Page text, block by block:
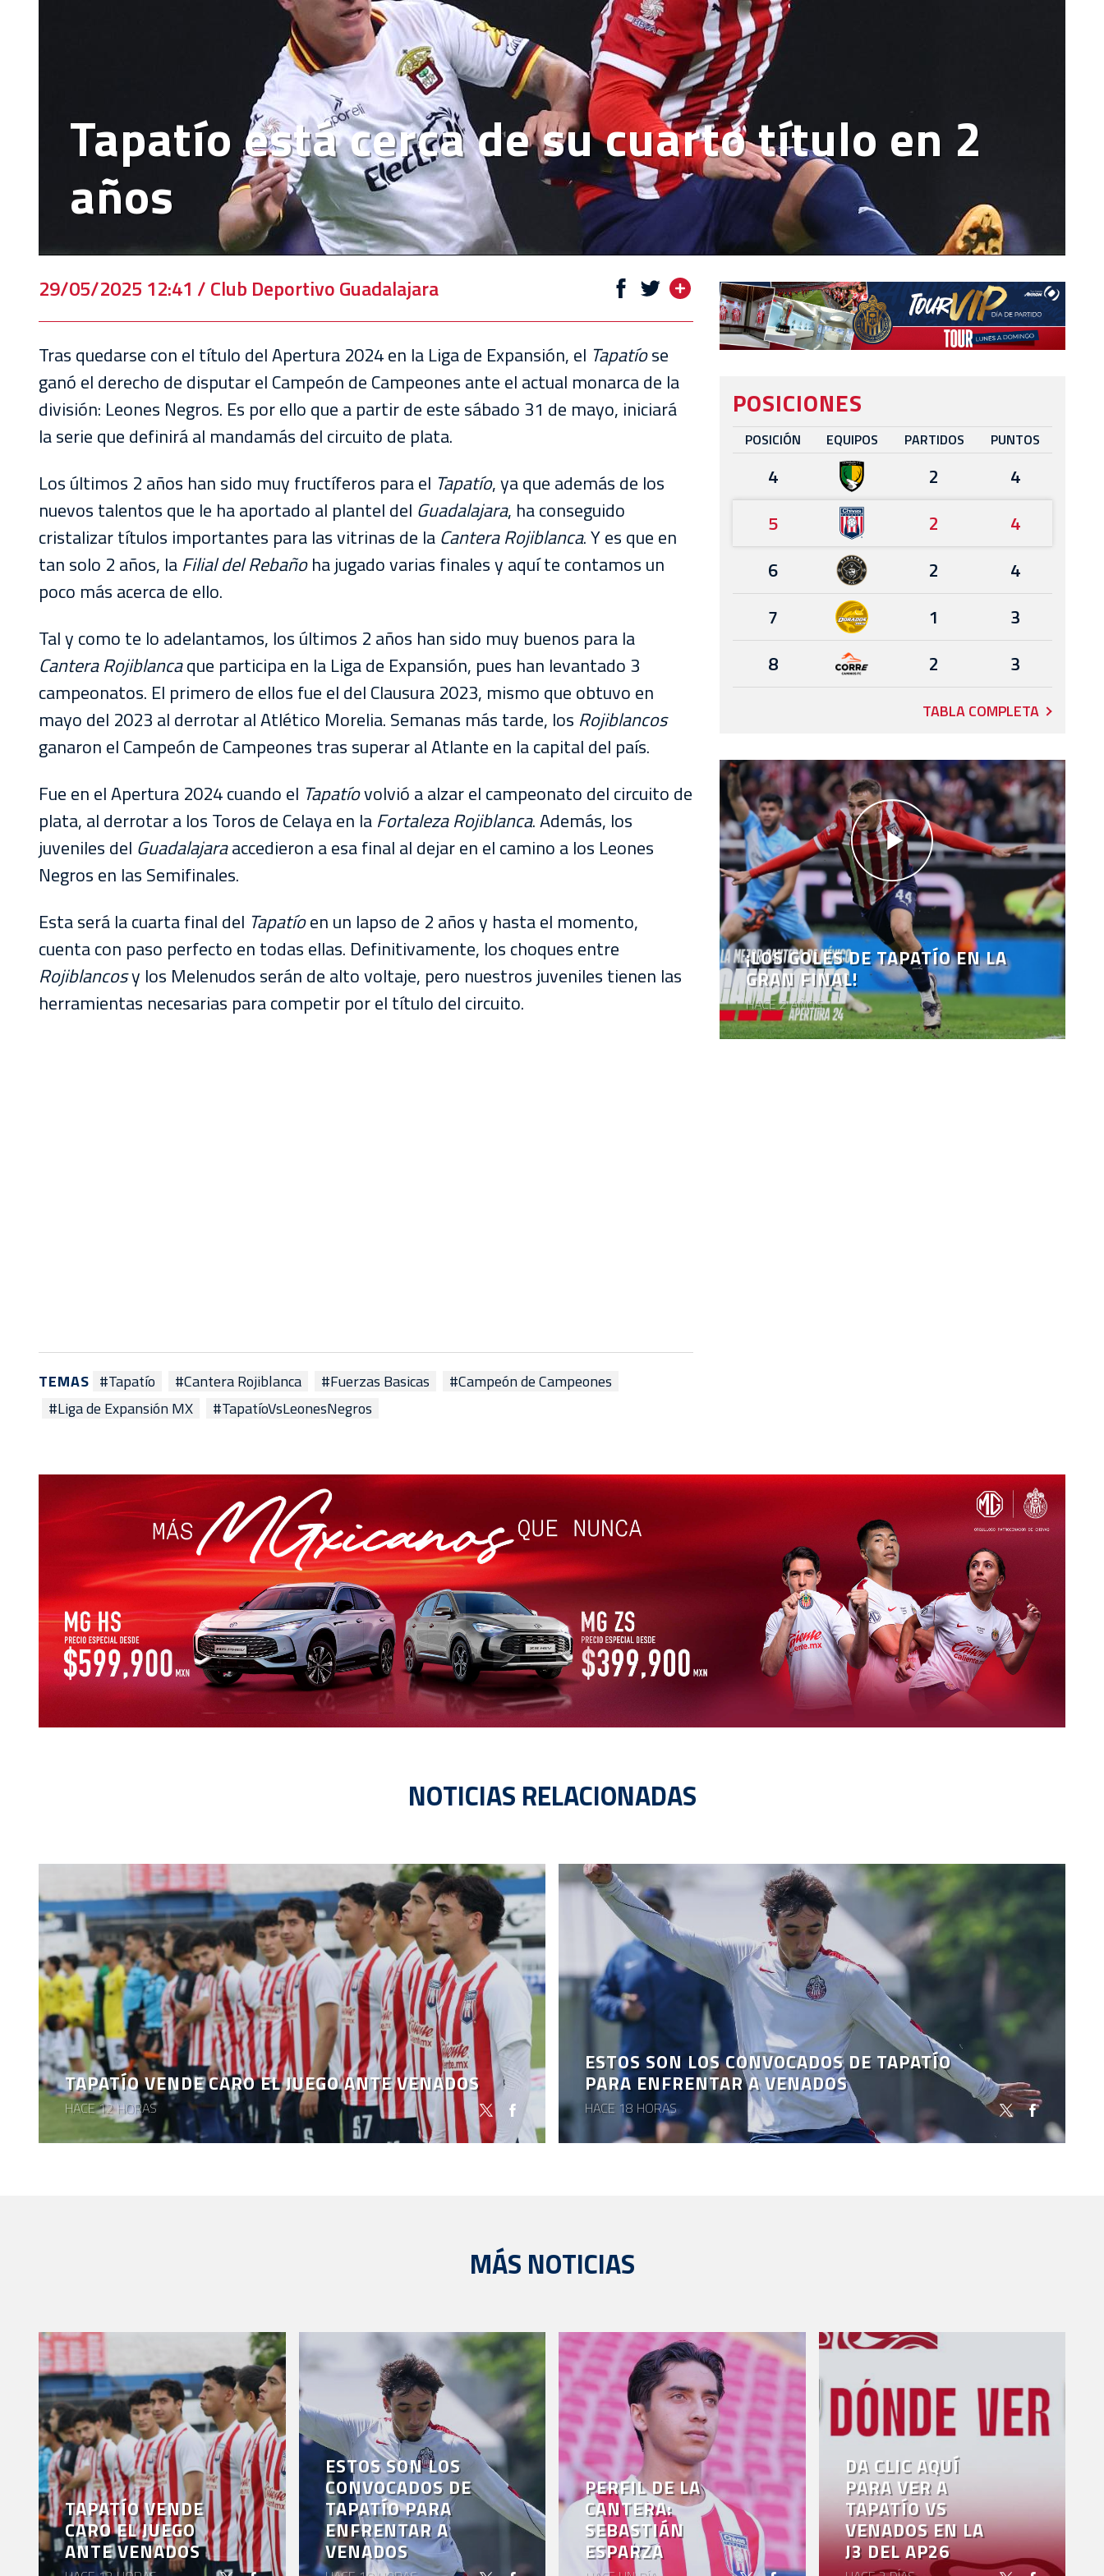
CHIVASTV
AKRON
TOUR
ESTADIO
AKRON
Tapatío está cerca de su cuarto título en 2
años
29/05/2025 12:41 / Club Deportivo Guadalajara
Tras quedarse con el título del Apertura 2024 en la Liga de Expansión, el Tapatíose
ganó el derecho de disputar el Campeón de Campeones ante el actual monarca de la
división: Leones Negros. Es por ello que a partir de este sábado 31 de mayo, iniciará
la serie que definirá al mandamás del circuito de plata.
Los últimos 2 años han sido muy fructíferos para el Tapatío, ya que además de los
nuevos talentos que le ha aportado al plantel del Guadalajara, ha conseguido
cristalizar títulos importantes para las vitrinas de la Cantera Rojiblanca. Y es que en
tan solo 2 años, la Filial del Rebañoha jugado varias finales y aquí te contamos un
poco más acerca de ello.
Tal y como te lo adelantamos, los últimos 2 años han sido muy buenos para la
Cantera Rojiblancaque participa en la Liga de Expansión, pues han levantado 3
campeonatos. El primero de ellos fue el del Clausura 2023, mismo que obtuvo en
mayo del 2023 al derrotar al Atlético Morelia. Semanas más tarde, los Rojiblancos
ganaron el Campeón de Campeones tras superar al Atlante en la capital del país.
Fue en el Apertura 2024 cuando el Tapatíovolvió a alzar el campeonato del circuito de
plata, al derrotar a los Toros de Celaya en la Fortaleza Rojiblanca. Además, los
juveniles del Guadalajaraaccedieron a esa final al dejar en el camino a los Leones
Negros en las Semifinales.
Esta será la cuarta final del Tapatíoen un lapso de 2 años y hasta el momento,
cuenta con paso perfecto en todas ellas. Definitivamente, los choques entre
Rojiblancosy los Melenudos serán de alto voltaje, pero nuestros juveniles tienen las
herramientas necesarias para competir por el título del circuito.
TEMAS #Tapatío #Cantera Rojiblanca #Fuerzas Basicas
#Campeón de Campeones
#Liga de Expansión MX
#TapatíoVsLeonesNegros
POSICIONES
POSICIÓN EQUIPOS PARTIDOS PUNTOS
4 2
4
5
2
4
6
2
4
7
1
3
8
2 3
TABLA COMPLETA
¡LOS GOLES DE TAPATÍO EN LA
GRAN FINAL!
HACE 2 AÑOS
NOTICIAS RELACIONADAS
TAPATÍO VENDE CARO EL JUEGO ANTE VENADOS
HACE 12 HORAS
ESTOS SON LOS CONVOCADOS DE TAPATÍO
PARA ENFRENTAR A VENADOS
HACE 18 HORAS
MÁS NOTICIAS
TAPATÍO VENDE
CARO EL JUEGO
ANTE VENADOS
ESTOS SON LOS
CONVOCADOS DE
TAPATÍO PARA
ENFRENTAR A
VENADOS
PERFIL DE LA
CANTERA:
SEBASTIÁN
ESPARZA
DA CLIC AQUÍ
PARA VER A
TAPATÍO VS
VENADOS EN LA
J3 DEL AP26